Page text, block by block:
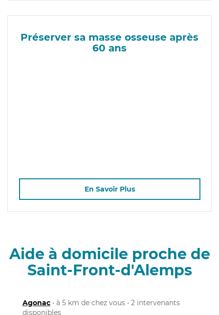
Préserver sa masse osseuse après
60 ans
En Savoir Plus
Aide à domicile proche de
Saint-Front-d'Alemps
Agonac • à 5 km de chez vous • 2 intervenants
disponibles